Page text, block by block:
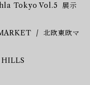
Tokyo Vol.5 展示
/ 北欧東欧マ
HILLS